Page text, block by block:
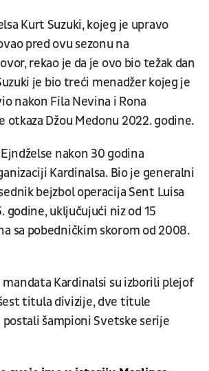
Kurt Suzuki, kojeg je upravo
pred ovu sezonu na
rekao je da je ovo bio težak dan
je bio treći menadžer kojeg je
nakon Fila Nevina i Rona
otkaza Džou Medonu 2022. godine.
nakon 30 godina
Kardinalsa. Bio je generalni
bejzbol operacija Sent Luisa
godine, uključujući niz od 15
sa pobedničkim skorom od 2008.
Kardinalsi su izborili plejof
titula divizije, dve titule
šampioni Svetske serije